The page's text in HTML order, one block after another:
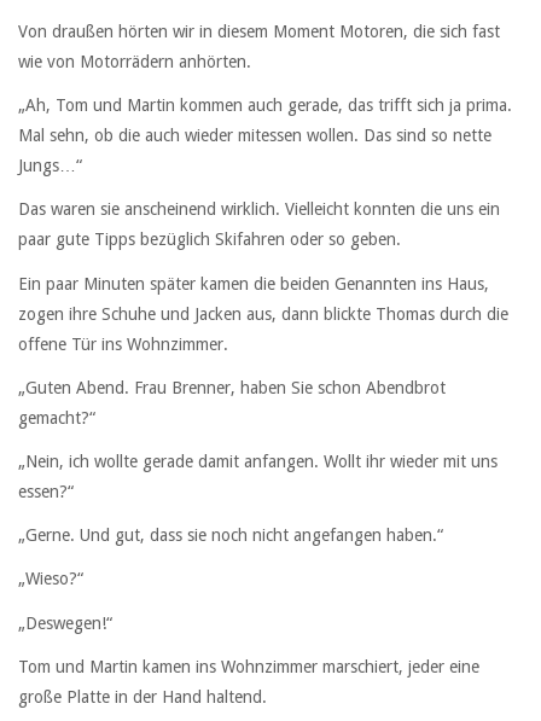
Von draußen hörten wir in diesem Moment Motoren, die sich fast
wie von Motorrädern anhörten.
„Ah, Tom und Martin kommen auch gerade, das trifft sich ja prima.
Mal sehn, ob die auch wieder mitessen wollen. Das sind so nette
Jungs…“
Das waren sie anscheinend wirklich. Vielleicht konnten die uns ein
paar gute Tipps bezüglich Skifahren oder so geben.
Ein paar Minuten später kamen die beiden Genannten ins Haus,
zogen ihre Schuhe und Jacken aus, dann blickte Thomas durch die
offene Tür ins Wohnzimmer.
„Guten Abend. Frau Brenner, haben Sie schon Abendbrot
gemacht?“
„Nein, ich wollte gerade damit anfangen. Wollt ihr wieder mit uns
essen?“
„Gerne. Und gut, dass sie noch nicht angefangen haben.“
„Wieso?“
„Deswegen!“
Tom und Martin kamen ins Wohnzimmer marschiert, jeder eine
große Platte in der Hand haltend.